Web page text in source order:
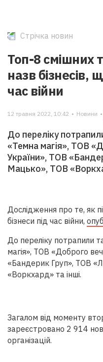
Стрічка новин
Топ-8 смішних
назв бізнесів,
час війни
12 травня 2022, 10:42 • Новини •
До переліку
«Темна магія», ТОВ
України», ТОВ
Мацько», ТОВ
Дослідження про те, як
бізнеси під час війни,
До переліку потрапили
магія», ТОВ «Доброго
«Бандерик Груп», ТОВ
«Воркхард» та інші.
Загалом від моменту
зареєстровано 2 914
організацій.